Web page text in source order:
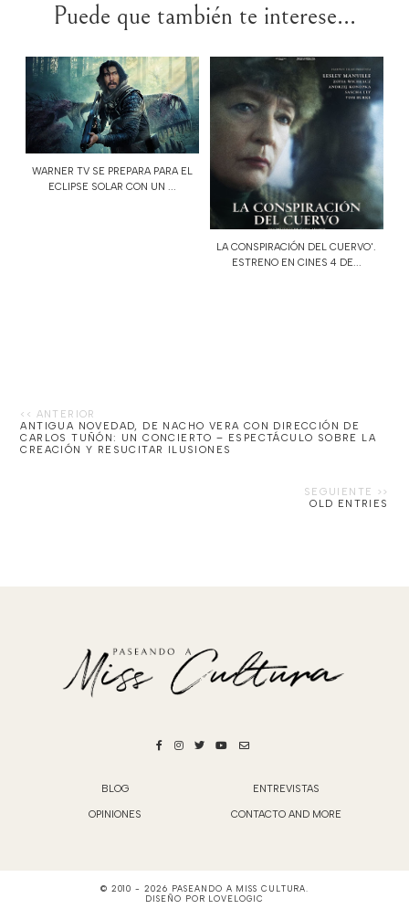
Puede que también te interese...
WARNER TV SE PREPARA PARA EL
ECLIPSE SOLAR CON UN ...
LA CONSPIRACIÓN DEL CUERVO'.
ESTRENO EN CINES 4 DE...
ANTIGUA NOVEDAD, DE NACHO VERA CON DIRECCIÓN DE
CARLOS TUÑÓN: UN CONCIERTO – ESPECTÁCULO SOBRE LA
CREACIÓN Y RESUCITAR ILUSIONES
OLD ENTRIES
BLOG ENTREVISTAS
OPINIONES CONTACTO AND MORE
© 2010 - 2026 PASEANDO A MISS CULTURA
DISEÑO POR LOVELOGIC